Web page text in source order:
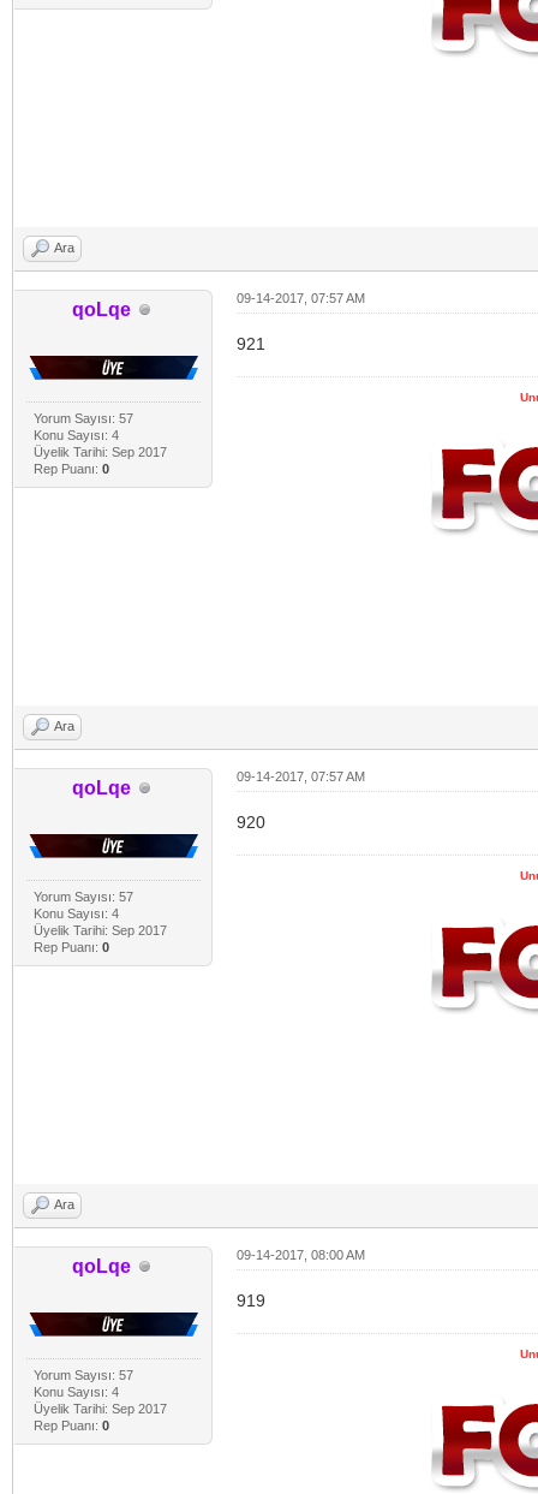
Ara
qoLqe
Yorum Sayısı: 57
Konu Sayısı: 4
Üyelik Tarihi: Sep 2017
Rep Puanı: 0
09-14-2017, 07:57 AM
921
Ara
qoLqe
Yorum Sayısı: 57
Konu Sayısı: 4
Üyelik Tarihi: Sep 2017
Rep Puanı: 0
09-14-2017, 07:57 AM
920
Ara
qoLqe
Yorum Sayısı: 57
Konu Sayısı: 4
Üyelik Tarihi: Sep 2017
Rep Puanı: 0
09-14-2017, 08:00 AM
919